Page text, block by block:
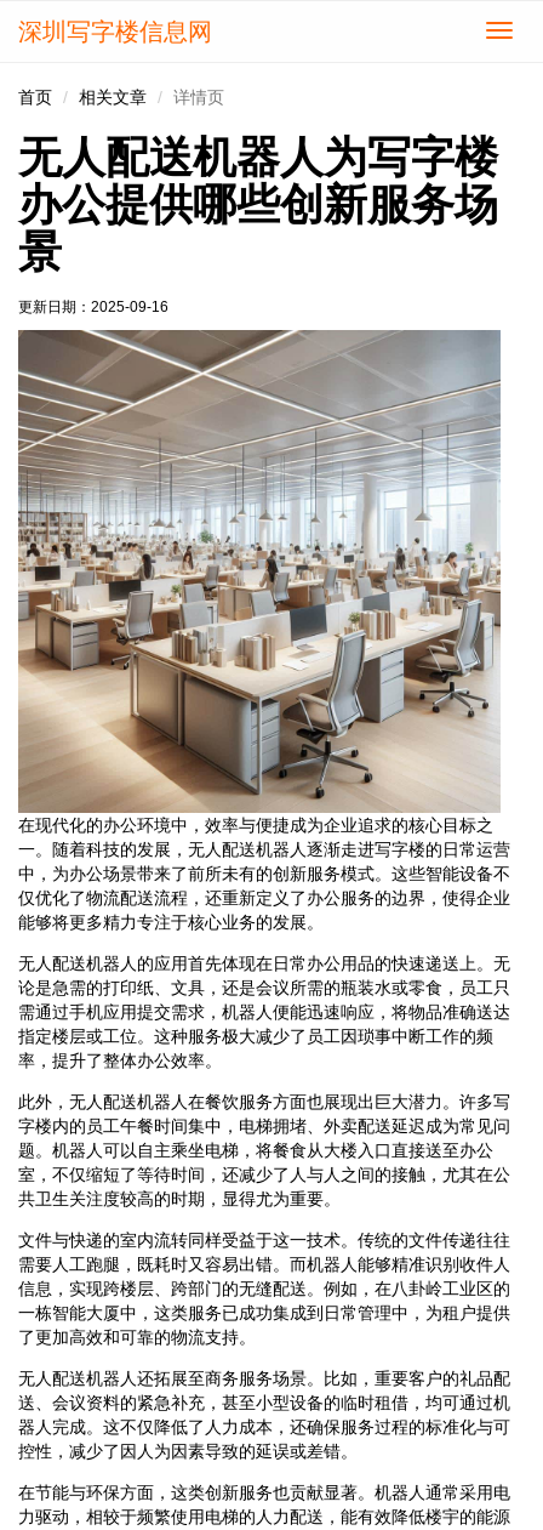
切
深圳写字楼信息网
首页 相关文章 详情页
无人配送机器人为写字楼
办公提供哪些创新服务场
景
更新日期： 2025-09-16
在现代化的办公环境中，效率与便捷成为企业追求的核心目标之
一。随着科技的发展，无人配送机器人逐渐走进写字楼的日常运营
中，为办公场景带来了前所未有的创新服务模式。这些智能设备不
仅优化了物流配送流程，还重新定义了办公服务的边界，使得企业
能够将更多精力专注于核心业务的发展。
无人配送机器人的应用首先体现在日常办公用品的快速递送上。无
论是急需的打印纸、文具，还是会议所需的瓶装水或零食，员工只
需通过手机应用提交需求，机器人便能迅速响应，将物品准确送达
指定楼层或工位。这种服务极大减少了员工因琐事中断工作的频
率，提升了整体办公效率。
此外，无人配送机器人在餐饮服务方面也展现出巨大潜力。许多写
字楼内的员工午餐时间集中，电梯拥堵、外卖配送延迟成为常见问
题。机器人可以自主乘坐电梯，将餐食从大楼入口直接送至办公
室，不仅缩短了等待时间，还减少了人与人之间的接触，尤其在公
共卫生关注度较高的时期，显得尤为重要。
文件与快递的室内流转同样受益于这一技术。传统的文件传递往往
需要人工跑腿，既耗时又容易出错。而机器人能够精准识别收件人
信息，实现跨楼层、跨部门的无缝配送。例如，在八卦岭工业区的
一栋智能大厦中，这类服务已成功集成到日常管理中，为租户提供
了更加高效和可靠的物流支持。
无人配送机器人还拓展至商务服务场景。比如，重要客户的礼品配
送、会议资料的紧急补充，甚至小型设备的临时租借，均可通过机
器人完成。这不仅降低了人力成本，还确保服务过程的标准化与可
控性，减少了因人为因素导致的延误或差错。
在节能与环保方面，这类创新服务也贡献显著。机器人通常采用电
力驱动，相较于频繁使用电梯的人力配送，能有效降低楼宇的能源